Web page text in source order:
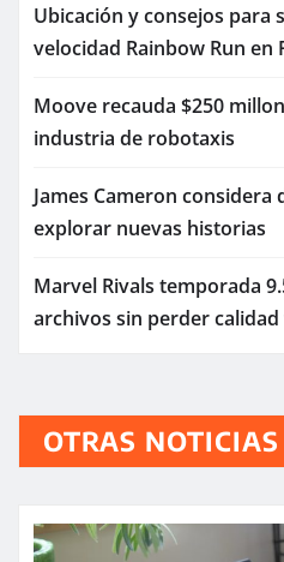
Ubicación y consejos para
velocidad Rainbow Run en
Moove recauda $250
industria de robotaxis
James Cameron
explorar nuevas historias
Marvel Rivals temporada
archivos sin perder calidad
OTRAS NOTICIAS